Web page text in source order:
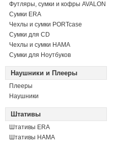
Футляры, сумки и кофры AVALON
Сумки ERA
Чехлы и сумки PORTcase
Сумки для CD
Чехлы и сумки HAMA
Сумки для Ноутбуков
Наушники и Плееры
Плееры
Наушники
Штативы
Штативы ERA
Штативы HAMA